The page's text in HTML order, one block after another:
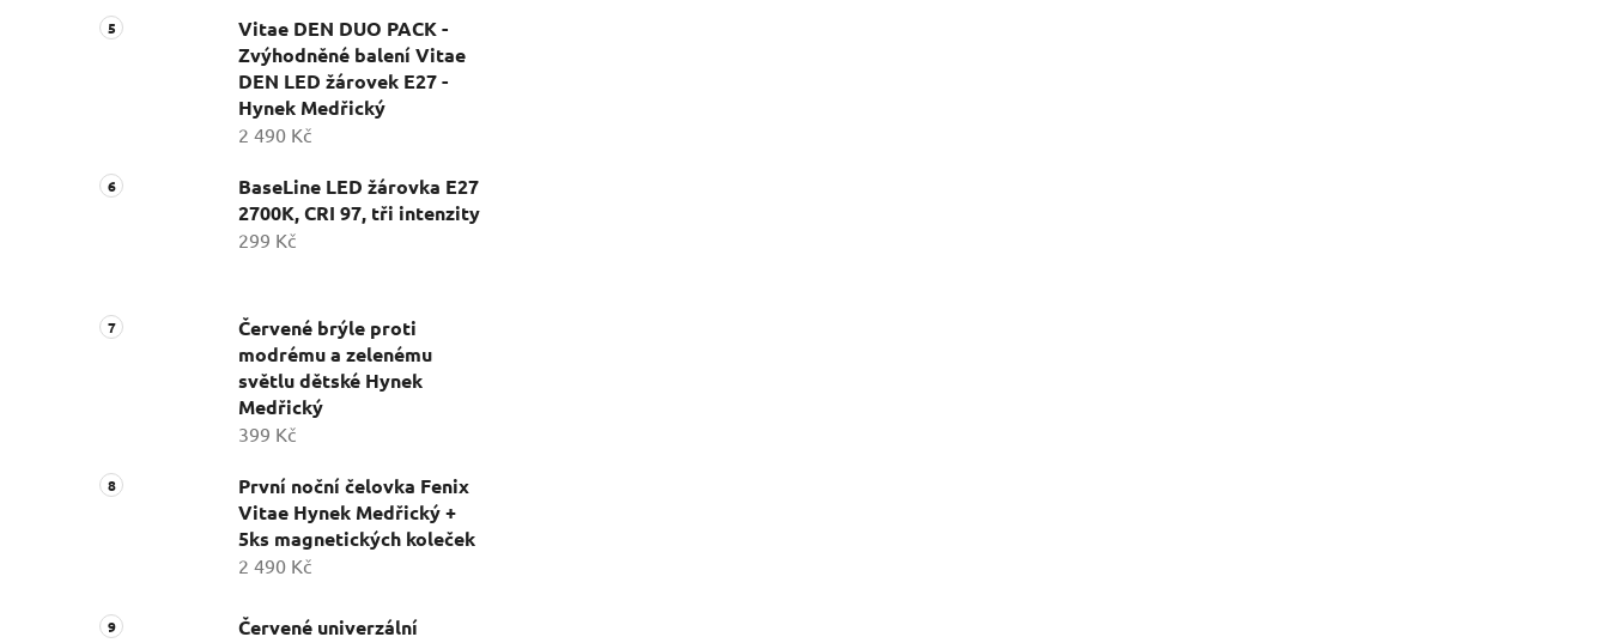
Vitae DEN DUO PACK -
Zvýhodněné balení Vitae
DEN LED žárovek E27 -
Hynek Medřický
2 490 Kč
BaseLine LED žárovka E27
2700K, CRI 97, tři intenzity
299 Kč
Červené brýle proti
modrému a zelenému
světlu dětské Hynek
Medřický
399 Kč
První noční čelovka Fenix
Vitae Hynek Medřický +
5ks magnetických koleček
2 490 Kč
Červené univerzální